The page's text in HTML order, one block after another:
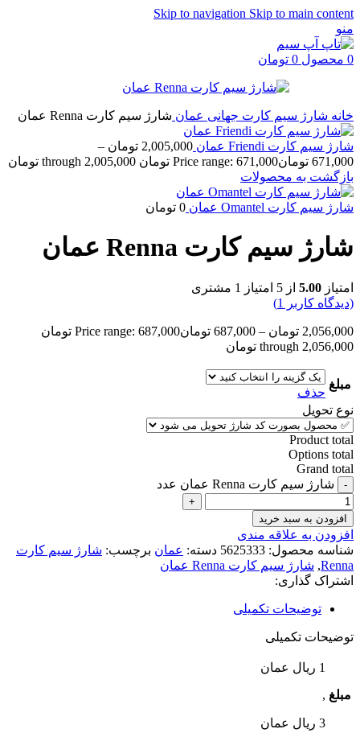
Skip to navigation Skip to main content
منو
0 محصول 0 تومان
خانه شارژ سیم کارت جهانی عمان شارژ سیم کارت Renna عمان
شارژ سیم کارت Friendi عمان 2,005,000 تومان –
671,000 تومانPrice range: 671,000 تومان through 2,005,000 تومان
بازگشت به محصولات
شارژ سیم کارت Omantel عمان 0 تومان
شارژ سیم کارت Renna عمان
امتیاز 5.00 از 5 امتیاز 1 مشتری
(دیدگاه کاربر
1
)
2,056,000 تومان –
687,000 تومان
Price range: 687,000 تومان
through 2,056,000 تومان
مبلغ
حذف
نوع تحویل
Product total
Options total
Grand total
شارژ سیم کارت Renna عمان عدد
افزودن به سبد خرید
افزودن به علاقه مندی
شناسه محصول: 5625333 دسته: عمان برچسب: شارژ سیم کارت
Renna
, شارژ سیم کارت Renna عمان
اشتراک گذاری:
توضیحات تکمیلی
توضیحات تکمیلی
مبلغ
1 ریال عمان
,
3 ریال عمان